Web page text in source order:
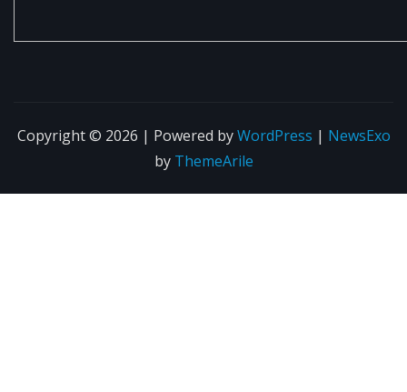
Copyright © 2026 | Powered byWordPress | NewsExo
by ThemeArile